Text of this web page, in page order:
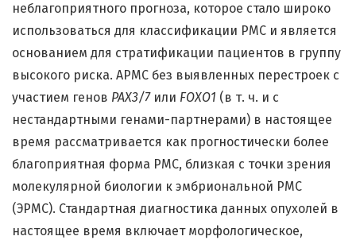
неблагоприятного прогноза, которое стало широко
использоваться для классификации РМС и является
основанием для стратификации пациентов в группу
высокого риска. АРМС без выявленных перестроек с
участием генов PAX3/7или FOXO1 (в т. ч. и с
нестандартными генами-партнерами) в настоящее
время рассматривается как прогностически более
благоприятная форма РМС, близкая с точки зрения
молекулярной биологии к эмбриональной РМС
(ЭРМС). Стандартная диагностика данных опухолей в
настоящее время включает морфологическое,